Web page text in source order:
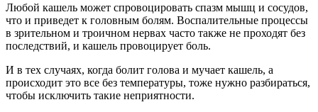
Любой кашель может спровоцировать спазм мышц и сосудов,
что и приведет к головным болям. Воспалительные процессы
в зрительном и троичном нервах часто также не проходят без
последствий, и кашель провоцирует боль.
И в тех случаях, когда болит голова и мучает кашель, а
происходит это все без температуры, тоже нужно разбираться,
чтобы исключить такие неприятности.